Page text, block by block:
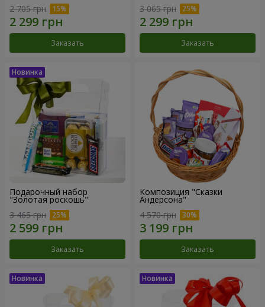
2 705 грн
Заказать
3 065 грн
Заказать
Подарочный набор
"Золотая роскошь"
3 465 грн
Заказать
Композиция "Сказки
Андерсона"
4 570 грн
Заказать